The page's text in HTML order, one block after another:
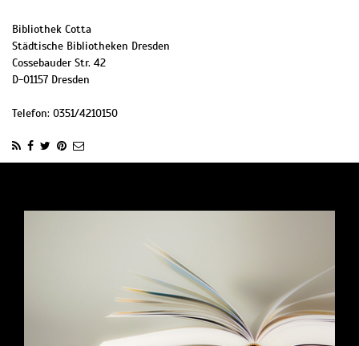
Bibliothek Cotta
Städtische Bibliotheken Dresden
Cossebauder Str. 42
D-01157 Dresden
Telefon: 0351/4210150